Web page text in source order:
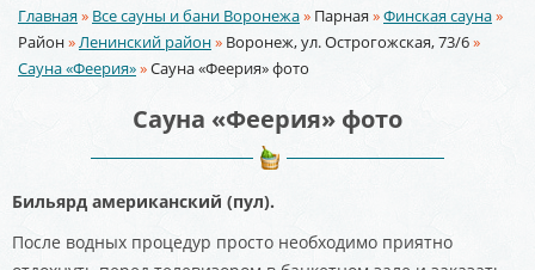
Вы здесь
Главная» Все сауны и бани Воронежа» Парная»Финская сауна»
Район» Ленинский район» Воронеж, ул. Острогожская, 73/6»
Сауна «Феерия»»Сауна «Феерия» фото
Сауна «Феерия» фото
Бильярд американский (пул).
После водных процедур просто необходимо приятно